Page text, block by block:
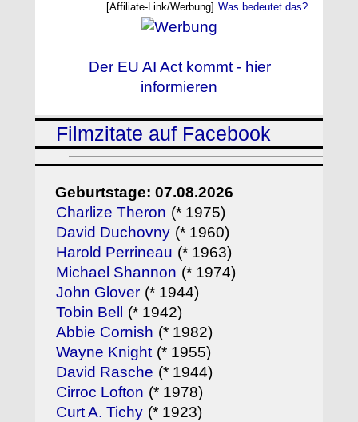
[Affiliate-Link/Werbung] Was bedeutet das?
Der EU AI Act kommt - hier
informieren
Filmzitate auf Facebook
Geburtstage: 07.08.2026
Charlize Theron (* 1975)
David Duchovny (* 1960)
Harold Perrineau (* 1963)
Michael Shannon (* 1974)
John Glover (* 1944)
Tobin Bell (* 1942)
Abbie Cornish (* 1982)
Wayne Knight (* 1955)
David Rasche (* 1944)
Cirroc Lofton (* 1978)
Curt A. Tichy (* 1923)